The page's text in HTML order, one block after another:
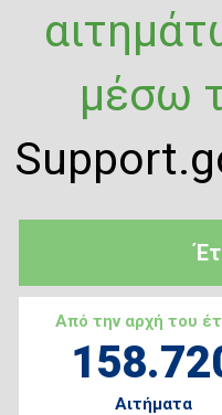
Από την αρχή του
Αιτήματα
μέσω